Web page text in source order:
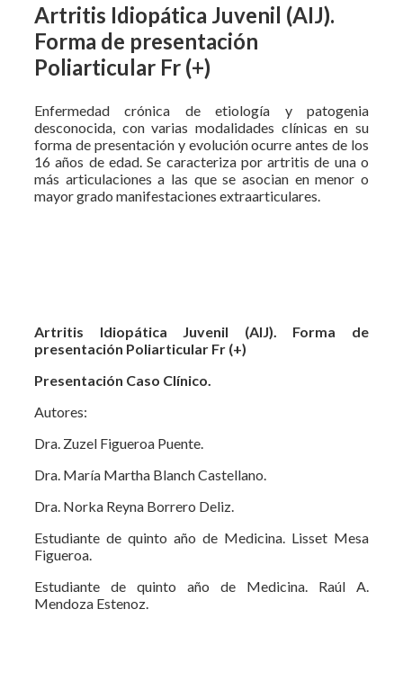
Artritis Idiopática Juvenil (AIJ).
Forma de presentación
Poliarticular Fr (+)
Enfermedad crónica de etiología y patogenia
desconocida, con varias modalidades clínicas en su
forma de presentación y evolución ocurre antes de los
16 años de edad. Se caracteriza por artritis de una o
más articulaciones a las que se asocian en menor o
mayor grado manifestaciones extraarticulares.
Artritis Idiopática Juvenil (AIJ). Forma de
presentación Poliarticular Fr (+)
Presentación Caso Clínico.
Autores:
Dra. Zuzel Figueroa Puente.
Dra. María Martha Blanch Castellano.
Dra. Norka Reyna Borrero Deliz.
Estudiante de quinto año de Medicina. Lisset Mesa
Figueroa.
Estudiante de quinto año de Medicina. Raúl A.
Mendoza Estenoz.